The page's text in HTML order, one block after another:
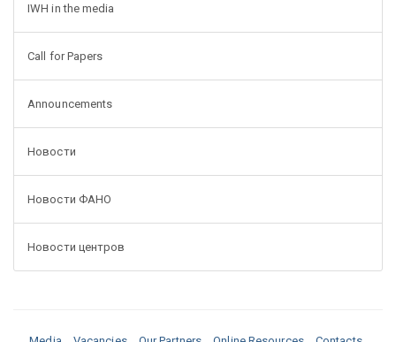
IWH in the media
Call for Papers
Announcements
Новости
Новости ФАНО
Новости центров